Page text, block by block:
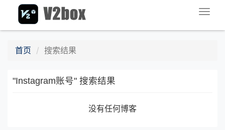
首页 搜索结果
"Instagram账号" 搜索结果
没有任何博客